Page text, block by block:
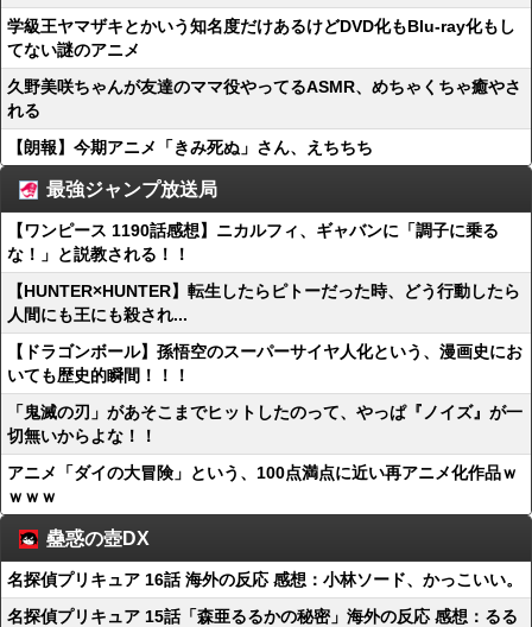
学級王ヤマザキとかいう知名度だけあるけどDVD化もBlu-ray化もし
てない謎のアニメ
久野美咲ちゃんが友達のママ役やってるASMR、めちゃくちゃ癒やさ
れる
【朗報】今期アニメ「きみ死ぬ」さん、えちちち
最強ジャンプ放送局
【ワンピース 1190話感想】ニカルフィ、ギャバンに「調子に乗る
な！」と説教される！！
【HUNTER×HUNTER】転生したらピトーだった時、どう行動したら
人間にも王にも殺され...
【ドラゴンボール】孫悟空のスーパーサイヤ人化という、漫画史にお
いても歴史的瞬間！！！
「鬼滅の刃」があそこまでヒットしたのって、やっぱ『ノイズ』が一
切無いからよな！！
アニメ「ダイの大冒険」という、100点満点に近い再アニメ化作品ｗ
ｗｗｗ
蠱惑の壺DX
名探偵プリキュア 16話 海外の反応 感想：小林ソード、かっこいい。
名探偵プリキュア 15話「森亜るるかの秘密」海外の反応 感想：るる